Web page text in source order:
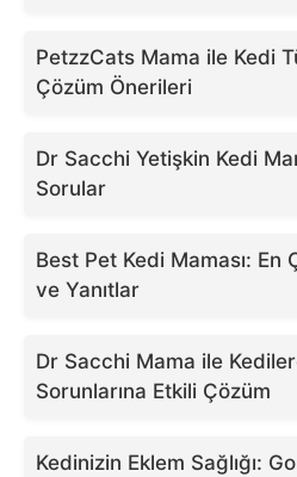
PetzzCats Mama ile Kedi
Çözüm Önerileri
Dr Sacchi Yetişkin Kedi
Sorular
Best Pet Kedi Maması: En
ve Yanıtlar
Dr Sacchi Mama ile
Sorunlarına Etkili Çözüm
Kedinizin Eklem Sağlığı: